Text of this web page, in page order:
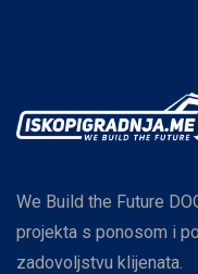
We Build the Future
projekta s ponosom i
zadovoljstvu klijenata.